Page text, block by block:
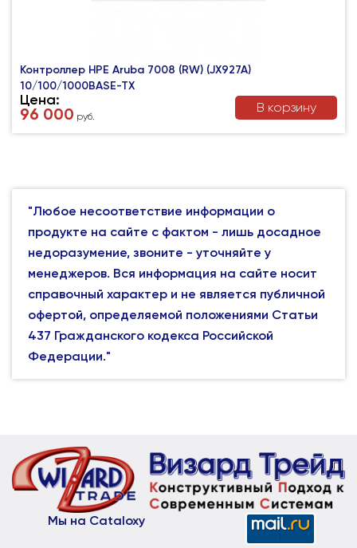
Контроллер HPE Aruba 7008 (RW) (JX927A)
10/100/1000BASE-TX
Цена:
96 000 руб.
В корзину
"Любое несоответствие информации о
продукте на сайте с фактом - лишь досадное
недоразумение, звоните - уточняйте у
менеджеров. Вся информация на сайте носит
справочный характер и не является публичной
офертой, определяемой положениями Статьи
437 Гражданского кодекса Российской
Федерации."
Мы на Cataloxy